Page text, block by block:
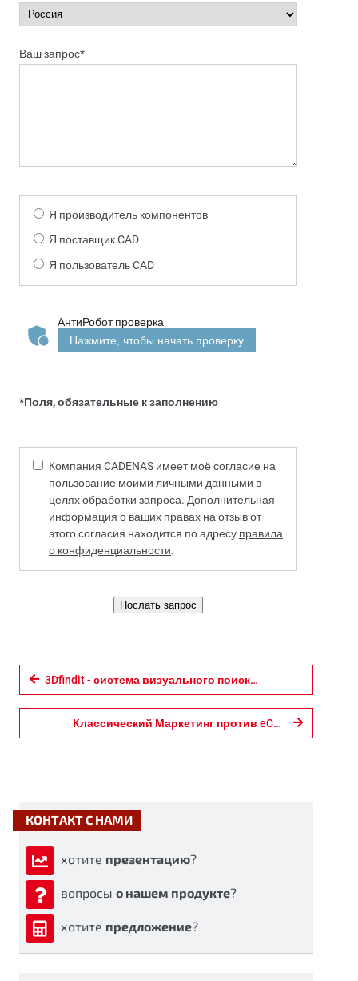
Ваш запрос*
Я производитель компонентов
Я поставщик CAD
Я пользователь CAD
АнтиРобот проверка
Нажмите, чтобы начать проверку
*Поля, обязательные к заполнению
Компания CADENAS имеет моё согласие на
пользование моими личными данными в
целях обработки запроса. Дополнительная
информация о ваших правах на отзыв от
этого согласия находится по адресу правила
о конфиденциальности.
Послать запрос
3Dfindit - система визуального поиска в 3D
Классический Маркетинг против eCATALOGsolutions
КОНТАКТ С НАМИ
хотите презентацию?
вопросы о нашем продукте?
хотите предложение?